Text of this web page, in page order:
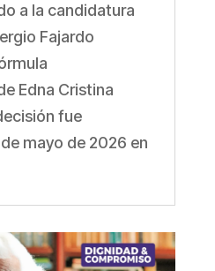
a la candidatura
Fajardo
Edna Cristina
fue
mayo de 2026 en